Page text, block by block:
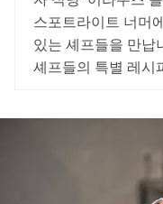
스포트라이트 너머
있는 셰프들을 만납
셰프들의 특별 레시